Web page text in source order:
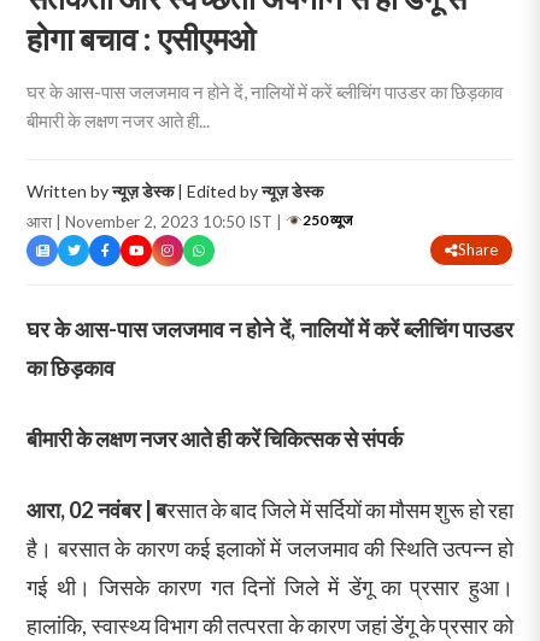
होगा बचाव : एसीएमओ
घर के आस-पास जलजमाव न होने दें, नालियों में करें ब्लीचिंग पाउडर का छिड़काव
बीमारी के लक्षण नजर आते ही...
Written byन्यूज़ डेस्क| Edited byन्यूज़ डेस्क
आरा | November 2, 2023 10:50 IST | 250 व्यूज
Share
घर के आस-पास जलजमाव न होने दें, नालियों में करें ब्लीचिंग पाउडर
का छिड़काव
बीमारी के लक्षण नजर आते ही करें चिकित्सक से संपर्क
आरा, 02 नवंबर | बरसात के बाद जिले में सर्दियों का मौसम शुरू हो रहा
है। बरसात के कारण कई इलाकों में जलजमाव की स्थिति उत्पन्न हो
गई थी। जिसके कारण गत दिनों जिले में डेंगू का प्रसार हुआ।
हालांकि, स्वास्थ्य विभाग की तत्परता के कारण जहां डेंगू के प्रसार को